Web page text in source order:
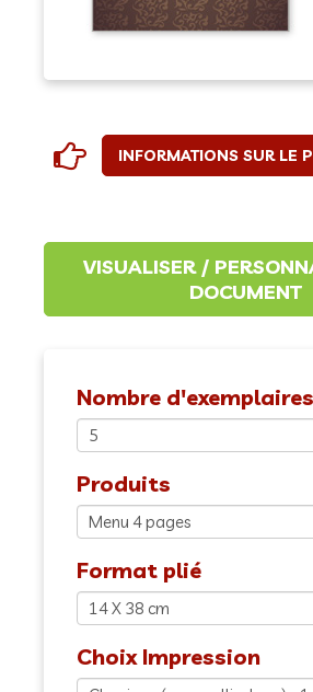
INFORMATIONS SUR LE
Nombre d'exemplaires
Produits
Format plié
Choix Impression